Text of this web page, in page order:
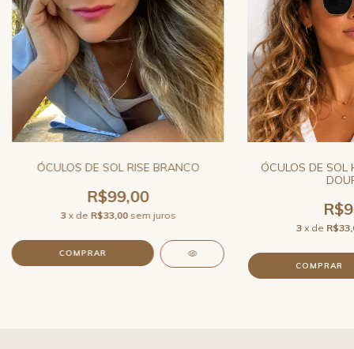
ÓCULOS DE SOL RISE BRANCO
R$99,00
3 x de R$33,00 sem juros
ÓCULOS DE SOL
3 x de